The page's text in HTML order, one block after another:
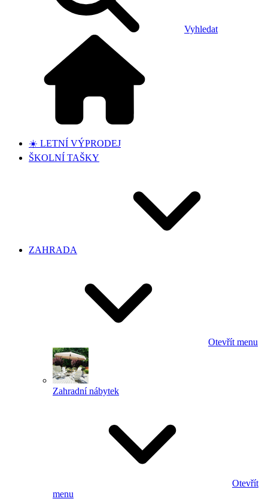
Vyhledat
☀️ LETNÍ VÝPRODEJ
ŠKOLNÍ TAŠKY
ZAHRADA
Otevřít menu
Zahradní nábytek
Otevřít
menu